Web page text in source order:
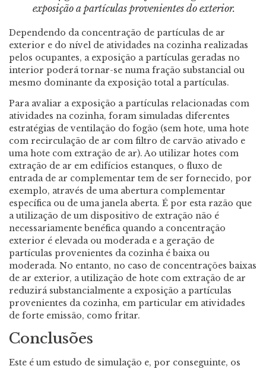
exposição a partículas provenientes do exterior.
Dependendo da concentração de partículas de ar
exterior e do nível de atividades na cozinha realizadas
pelos ocupantes, a exposição a partículas geradas no
interior poderá tornar-se numa fração substancial ou
mesmo dominante da exposição total a partículas.
Para avaliar a exposição a partículas relacionadas com
atividades na cozinha, foram simuladas diferentes
estratégias de ventilação do fogão (sem hote, uma hote
com recirculação de ar com filtro de carvão ativado e
uma hote com extração de ar). Ao utilizar hotes com
extração de ar em edifícios estanques, o fluxo de
entrada de ar complementar tem de ser fornecido, por
exemplo, através de uma abertura complementar
específica ou de uma janela aberta. É por esta razão que
a utilização de um dispositivo de extração não é
necessariamente benéfica quando a concentração
exterior é elevada ou moderada e a geração de
partículas provenientes da cozinha é baixa ou
moderada. No entanto, no caso de concentrações baixas
de ar exterior, a utilização de hote com extração de ar
reduzirá substancialmente a exposição a partículas
provenientes da cozinha, em particular em atividades
de forte emissão, como fritar.
Conclusões
Este é um estudo de simulação e, por conseguinte, os